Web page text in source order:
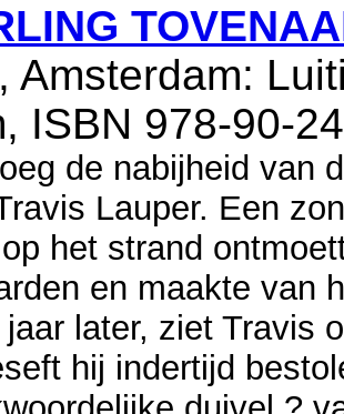
Amsterdam:
ISBN 978-90-
de nabijheid van
Lauper. Een
het strand
en maakte van
later, ziet Travis
hij indertijd